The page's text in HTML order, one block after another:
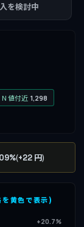
を検討中
N 値付近 1,298
(+22 円)
黄色で表示)
+20.7%